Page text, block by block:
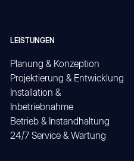
LEISTUNGEN
Planung & Konzeption
Projektierung & Entwicklung
Installation &
Inbetriebnahme
Betrieb & Instandhaltung
24/7 Service & Wartung